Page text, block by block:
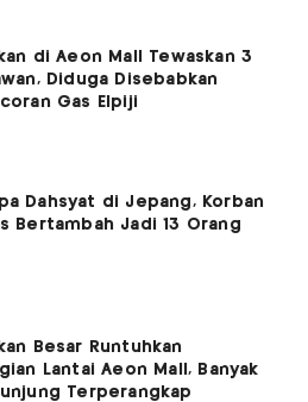
di Aeon Mall Tewaskan 3
Diduga Disebabkan
Gas Elpiji
Dahsyat di Jepang, Korban
Bertambah Jadi 13 Orang
Besar Runtuhkan
Lantai Aeon Mall, Banyak
Terperangkap